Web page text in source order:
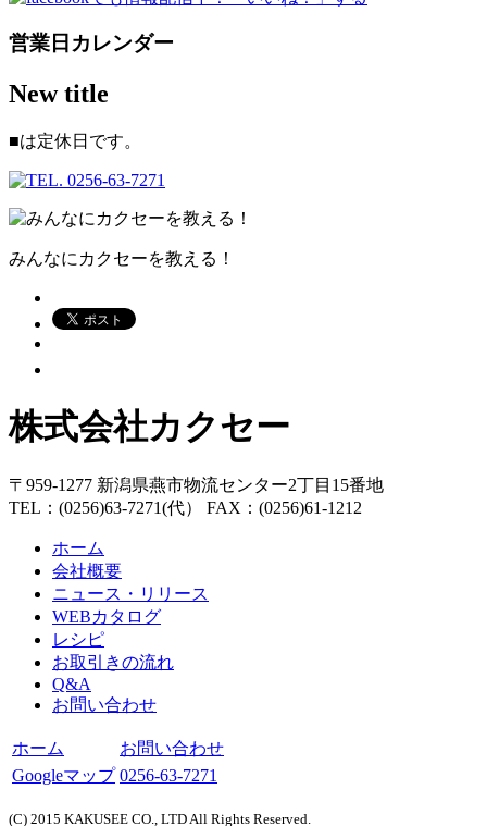
営業日カレンダー
New title
■は定休日です。
みんなにカクセーを教える！
株式会社カクセー
〒959-1277 新潟県燕市物流センター2丁目15番地
TEL：(0256)63-7271(代） FAX：(0256)61-1212
ホーム
会社概要
ニュース・リリース
WEBカタログ
レシピ
お取引きの流れ
Q&A
お問い合わせ
ホーム
お問い合わせ
Googleマップ 0256-63-7271
(C) 2015 KAKUSEE CO., LTD All Rights Reserved.